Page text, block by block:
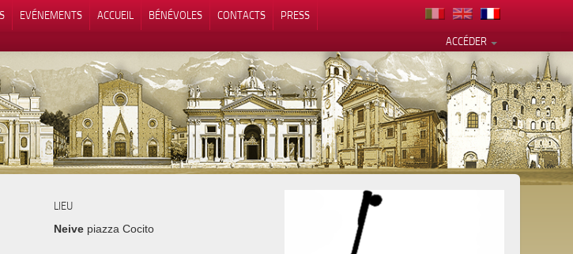
EVÉNEMENTS ACCUEIL BÉNÉVOLES CONTACTS
PRESS
ACCÉDER
LIEU
Neivepiazza Cocito
Vos choix en matière de confidentialité